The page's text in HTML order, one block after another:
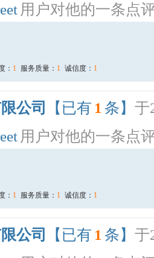
用户对他的一条点
： 1 服务质量： 1 诚信度： 1
公司 【已有 1 条】 于
用户对他的一条点
： 1 服务质量： 1 诚信度： 1
公司 【已有 1 条】 于